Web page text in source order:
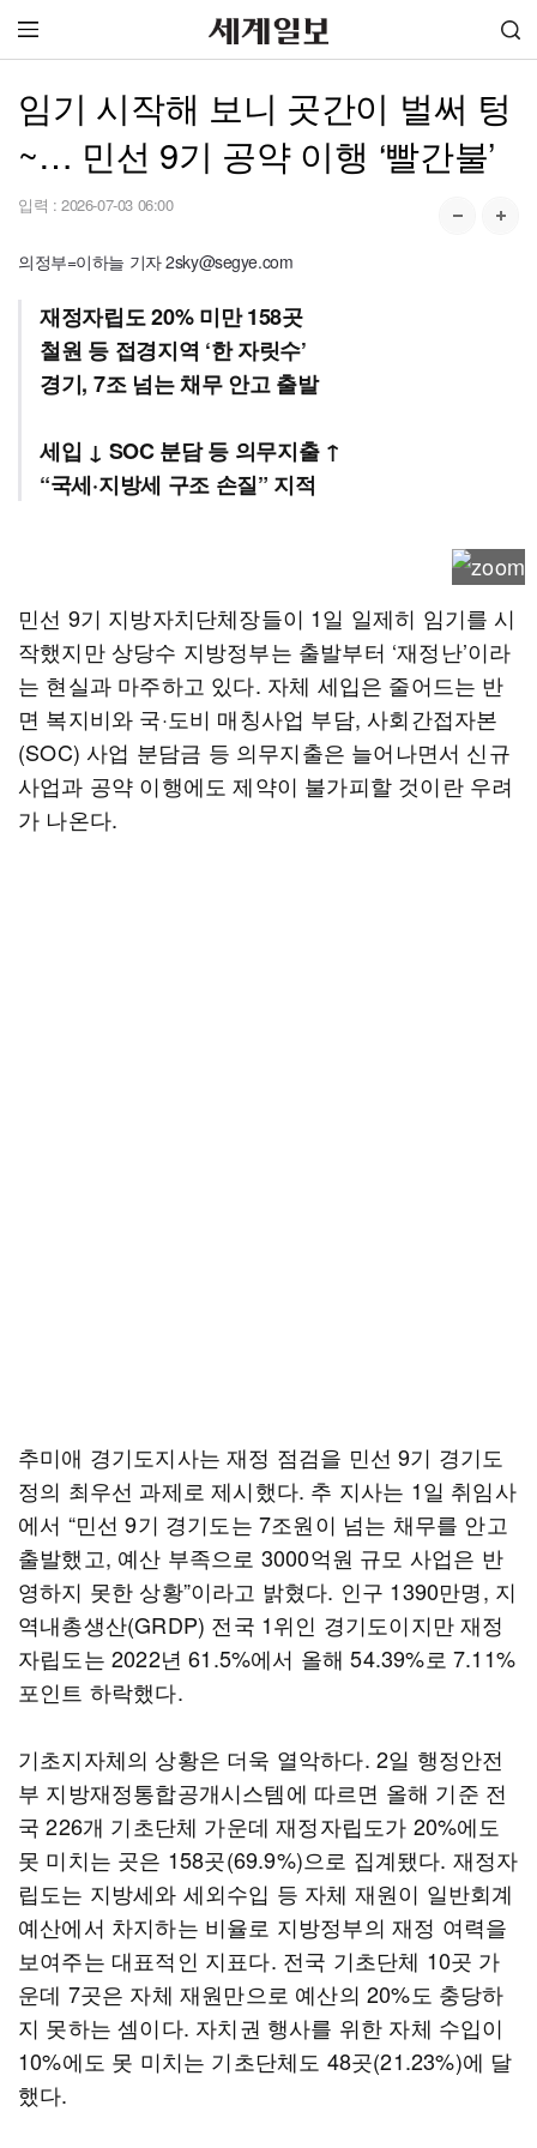
임기 시작해 보니 곳간이 벌써 텅
~… 민선 9기 공약 이행 ‘빨간불’
입력 : 2026-07-03 06:00
의정부=이하늘 기자 2sky@segye.com
재정자립도 20% 미만 158곳
철원 등 접경지역 ‘한 자릿수’
경기, 7조 넘는 채무 안고 출발
세입 ↓ SOC 분담 등 의무지출 ↑
“국세·지방세 구조 손질” 지적
민선 9기 지방자치단체장들이 1일 일제히 임기를 시
작했지만 상당수 지방정부는 출발부터 ‘재정난’이라
는 현실과 마주하고 있다. 자체 세입은 줄어드는 반
면 복지비와 국·도비 매칭사업 부담, 사회간접자본
(SOC) 사업 분담금 등 의무지출은 늘어나면서 신규
사업과 공약 이행에도 제약이 불가피할 것이란 우려
가 나온다.
추미애 경기도지사는 재정 점검을 민선 9기 경기도
정의 최우선 과제로 제시했다. 추 지사는 1일 취임사
에서 “민선 9기 경기도는 7조원이 넘는 채무를 안고
출발했고, 예산 부족으로 3000억원 규모 사업은 반
영하지 못한 상황”이라고 밝혔다. 인구 1390만명, 지
역내총생산(GRDP) 전국 1위인 경기도이지만 재정
자립도는 2022년 61.5%에서 올해 54.39%로 7.11%
포인트 하락했다.
기초지자체의 상황은 더욱 열악하다. 2일 행정안전
부 지방재정통합공개시스템에 따르면 올해 기준 전
국 226개 기초단체 가운데 재정자립도가 20%에도
못 미치는 곳은 158곳(69.9%)으로 집계됐다. 재정자
립도는 지방세와 세외수입 등 자체 재원이 일반회계
예산에서 차지하는 비율로 지방정부의 재정 여력을
보여주는 대표적인 지표다. 전국 기초단체 10곳 가
운데 7곳은 자체 재원만으로 예산의 20%도 충당하
지 못하는 셈이다. 자치권 행사를 위한 자체 수입이
10%에도 못 미치는 기초단체도 48곳(21.23%)에 달
했다.